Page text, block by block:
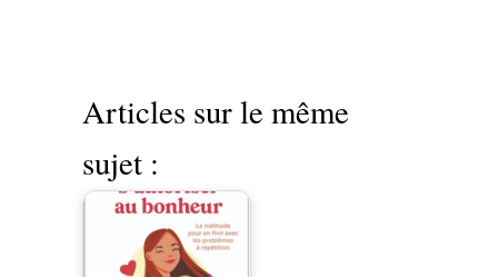
Articles sur le même
sujet :